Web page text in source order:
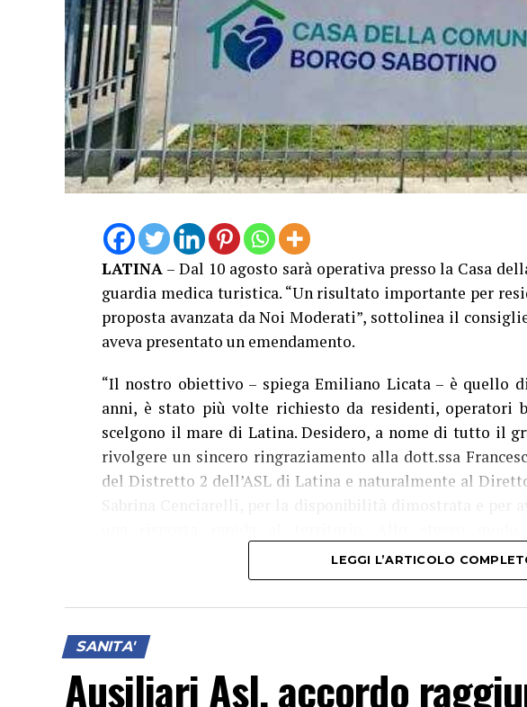
LATINA – Dal 10 agosto sarà operativa presso la Casa
guardia medica turistica. “Un risultato importante per
proposta avanzata da Noi Moderati”, sottolinea il
aveva presentato un emendamento.
“Il nostro obiettivo – spiega Emiliano Licata – è quello
anni, è stato più volte richiesto da residenti, operatori
scelgono il mare di Latina. Desidero, a nome di tutto il
rivolgere un sincero ringraziamento alla dott.ssa
del Distretto 2 dell’ASL di Latina e naturalmente al
dall’Amministrazione comunale e dalla Croce Rossa
disponibilità dei Presidente del Comitato di Latina,
un medico e un infermiere per tutta la durata del
proficua collaborazione tra istituzioni”.
Dal 10 al 24 agosto, tutti i giorni dalle 9 alle 12 e dalle
LEGGI L’ARTICOLO
SANITA'
Ausiliari Asl, accordo